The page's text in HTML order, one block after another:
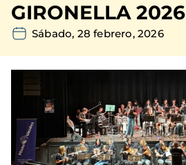
GIRONELLA 2026
Sábado, 28 febrero, 2026